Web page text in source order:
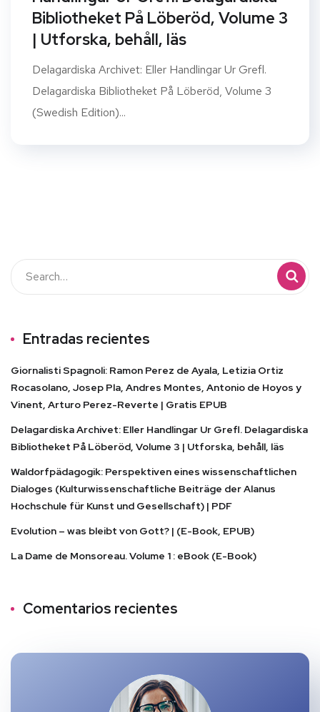
Bibliotheket På Löberöd, Volume 3
| Utforska, behåll, läs
Delagardiska Archivet: Eller Handlingar Ur Grefl.
Delagardiska Bibliotheket På Löberöd, Volume 3
(Swedish Edition)...
Entradas recientes
Giornalisti Spagnoli: Ramon Perez de Ayala, Letizia Ortiz
Rocasolano, Josep Pla, Andres Montes, Antonio de Hoyos y
Vinent, Arturo Perez-Reverte | Gratis EPUB
Delagardiska Archivet: Eller Handlingar Ur Grefl. Delagardiska
Bibliotheket På Löberöd, Volume 3 | Utforska, behåll, läs
Waldorfpädagogik: Perspektiven eines wissenschaftlichen
Dialoges (Kulturwissenschaftliche Beiträge der Alanus
Hochschule für Kunst und Gesellschaft) | PDF
Evolution – was bleibt von Gott? | (E-Book, EPUB)
La Dame de Monsoreau. Volume 1 : eBook (E-Book)
Comentarios recientes